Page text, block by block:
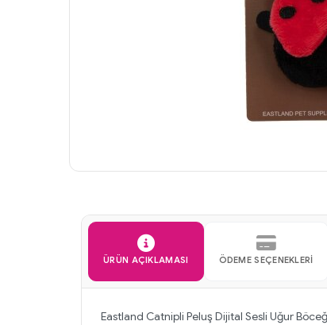
ÜRÜN AÇIKLAMASI ÖDEME SEÇENEKLERI
Eastland Catnipli Peluş Dijital Sesli Uğur